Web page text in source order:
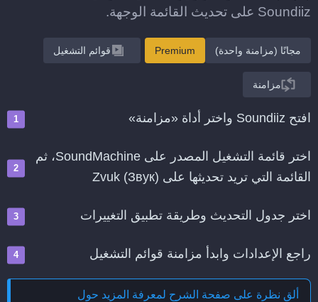
Soundiiz على تحديث القائمة الوجهة.
مجانًا (مزامنة واحدة) Premium قوائم التشغيل
مزامنة
افتح Soundiiz واختر أداة «مزامنة»
اختر قائمة التشغيل المصدر على SoundMachine، ثم
القائمة التي تريد تحديثها على Zvuk (Звук)
اختر جدول التحديث وطريقة تطبيق التغييرات
راجع الإعدادات وابدأ مزامنة قوائم التشغيل
ألق نظرة على صفحة الشرح لمعرفة المزيد حول